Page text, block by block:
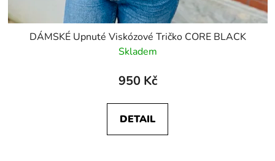
DÁMSKÉ Upnuté Viskózové Tričko CORE BLACK
Skladem
950 Kč
DETAIL